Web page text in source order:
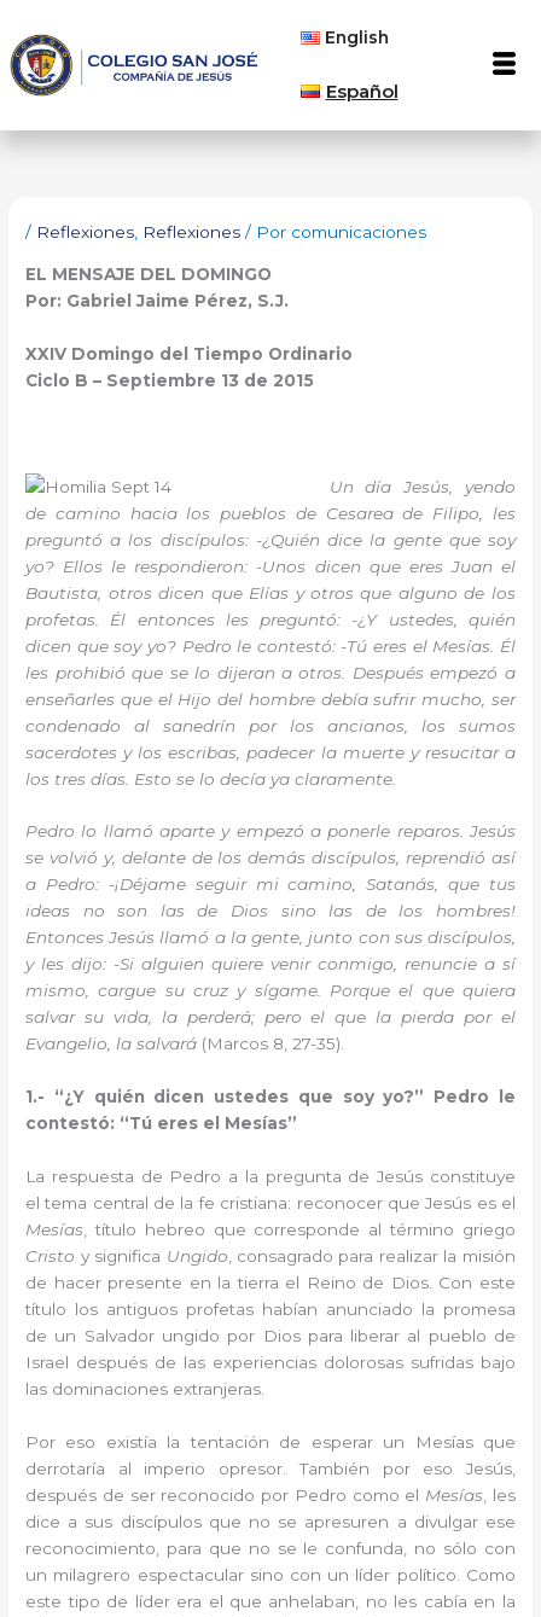
contenido
English
Español
/ Reflexiones, Reflexiones / Por comunicaciones
EL MENSAJE DEL DOMINGO
Por: Gabriel Jaime Pérez, S.J.
XXIV Domingo del Tiempo Ordinario
Ciclo B – Septiembre 13 de 2015
Un día Jesús, yendo
de camino hacia los pueblos de Cesarea de Filipo, les
preguntó a los discípulos: -¿Quién dice la gente que soy
yo? Ellos le respondieron: -Unos dicen que eres Juan el
Bautista, otros dicen que Elías y otros que alguno de los
profetas. Él entonces les preguntó: -¿Y ustedes, quién
dicen que soy yo? Pedro le contestó: -Tú eres el Mesías. Él
les prohibió que se lo dijeran a otros. Después empezó a
enseñarles que el Hijo del hombre debía sufrir mucho, ser
condenado al sanedrín por los ancianos, los sumos
sacerdotes y los escribas, padecer la muerte y resucitar a
los tres días. Esto se lo decía ya claramente.
Pedro lo llamó aparte y empezó a ponerle reparos. Jesús
se volvió y, delante de los demás discípulos, reprendió así
a Pedro: -¡Déjame seguir mi camino, Satanás, que tus
ideas no son las de Dios sino las de los hombres!
Entonces Jesús llamó a la gente, junto con sus discípulos,
y les dijo: -Si alguien quiere venir conmigo, renuncie a sí
mismo, cargue su cruz y sígame. Porque el que quiera
salvar su vida, la perderá; pero el que la pierda por el
Evangelio, la salvará (Marcos 8, 27-35).
1.- “¿Y quién dicen ustedes que soy yo?” Pedro le
contestó: “Tú eres el Mesías”
La respuesta de Pedro a la pregunta de Jesús constituye
el tema central de la fe cristiana: reconocer que Jesús es el
Mesías , título hebreo que corresponde al término griego
Cristo y significa Ungido , consagrado para realizar la misión
de hacer presente en la tierra el Reino de Dios. Con este
título los antiguos profetas habían anunciado la promesa
de un Salvador ungido por Dios para liberar al pueblo de
Israel después de las experiencias dolorosas sufridas bajo
las dominaciones extranjeras.
Por eso existía la tentación de esperar un Mesías que
derrotaría al imperio opresor. También por eso Jesús,
después de ser reconocido por Pedro como el Mesías , les
dice a sus discípulos que no se apresuren a divulgar ese
reconocimiento, para que no se le confunda, no sólo con
un milagrero espectacular sino con un líder político. Como
este tipo de líder era el que anhelaban, no les cabía en la